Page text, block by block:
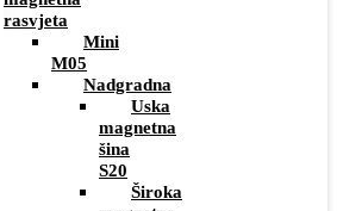
rasvjeta
Mini
M05
Nadgradna
Uska
magnetna
šina
S20
Široka